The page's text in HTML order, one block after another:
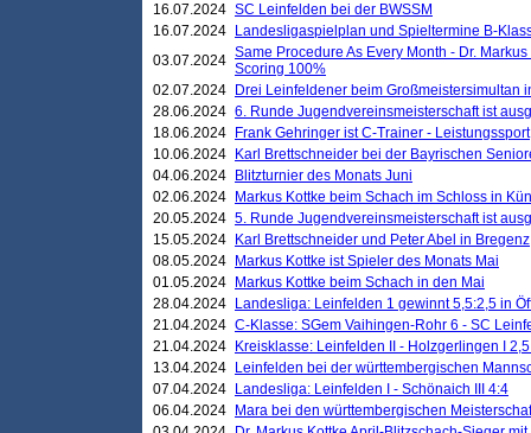
16.07.2024 SC Leinfelden bei der BWSSM
16.07.2024
Landesligaspielplan und Spieltermine B-
03.07.2024 Same Procedure As Every Month - Dr.
Scoring 100%
02.07.2024
Drei Leinfeldener beim Großmeistersimultan
28.06.2024 6. Runde Jugendvereinsmeisterschaft ist
18.06.2024
Frank Gehringer ist C-Trainer - Leistungssport
10.06.2024
Karl Brettschneider bei der Bayrischen
04.06.2024
Blitzturnier des Monats Juni
02.06.2024
Markus Kottke beim Schach im Schloss in
20.05.2024 5. Runde Jugendvereinsmeisterschaft ist
15.05.2024
Karl Brettschneider und Peter Abel in Bregenz
08.05.2024
Markus Kottke ist Spieler des Monats Mai
01.05.2024
Markus Kottke beim Schach in den Mai
28.04.2024
Landesliga: Leinfelden 1 gewinnt 5,5:2,5 in
21.04.2024 C-Klasse: SGem Vaihingen-Rohr 6 - SC
21.04.2024
Kreisklasse: Leinfelden II - Holzgerlingen I
13.04.2024
Leinfelden bei der württembergischen
07.04.2024
Landesliga: Leinfelden I - Schönaich III 4:4
06.04.2024
Mara bei den württembergischen